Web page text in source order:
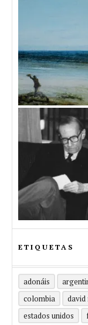
ETIQUETAS
adonáis
colombia
david
estados unidos